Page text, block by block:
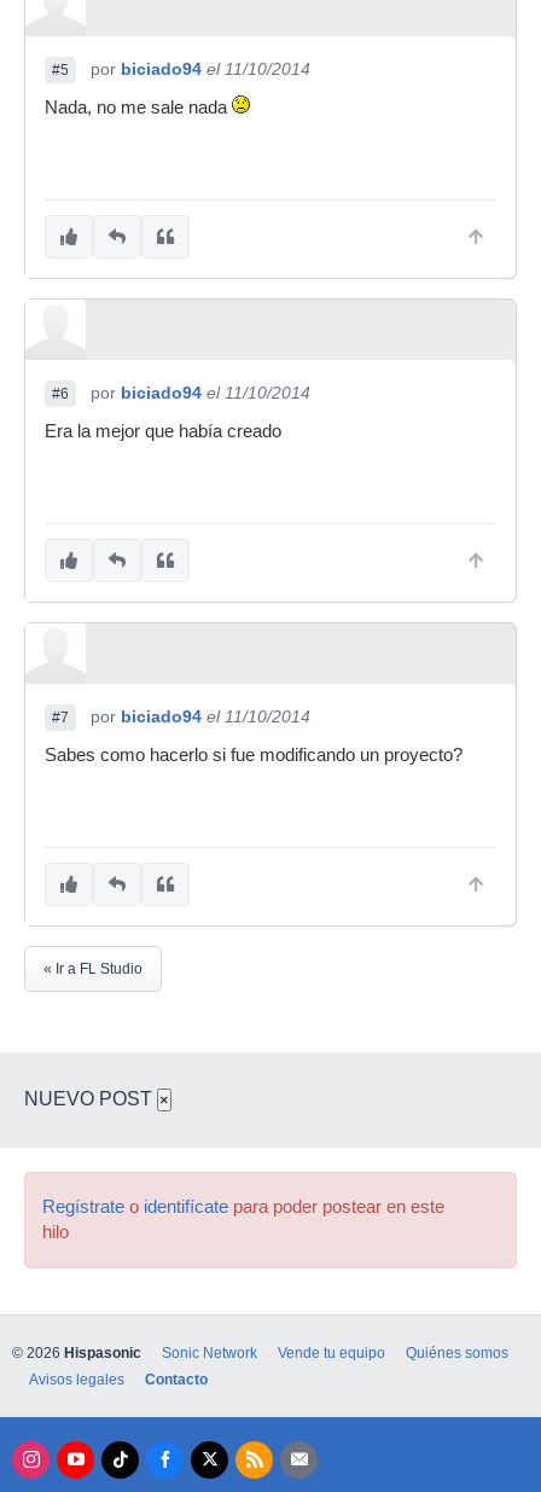
#5 por biciado94 el 11/10/2014
Nada, no me sale nada
#6 por biciado94 el 11/10/2014
Era la mejor que había creado
#7 por biciado94 el 11/10/2014
Sabes como hacerlo si fue modificando un proyecto?
« Ir a FL Studio
NUEVO POST ×
Regístrate o identifícate para poder postear en este
hilo
© 2026 Hispasonic Sonic Network Vende tu equipo
Quiénes somos
Avisos legales
Contacto